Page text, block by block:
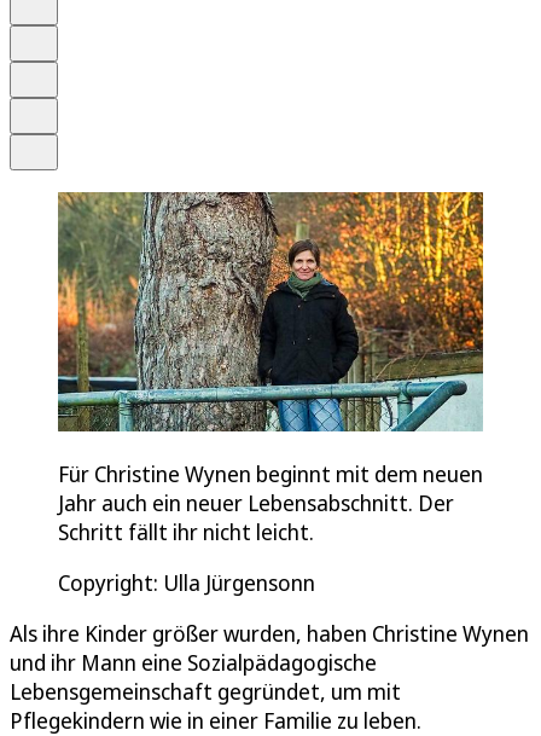
Für Christine Wynen beginnt mit dem neuen
Jahr auch ein neuer Lebensabschnitt. Der
Schritt fällt ihr nicht leicht.
Copyright: Ulla Jürgensonn
Als ihre Kinder größer wurden, haben Christine Wynen
und ihr Mann eine Sozialpädagogische
Lebensgemeinschaft gegründet, um mit
Pflegekindern wie in einer Familie zu leben.